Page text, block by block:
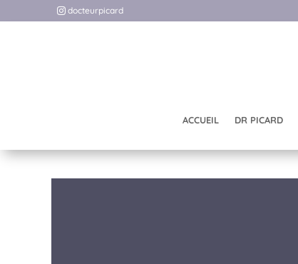
docteurpicard
ACCUEIL DR PICARD